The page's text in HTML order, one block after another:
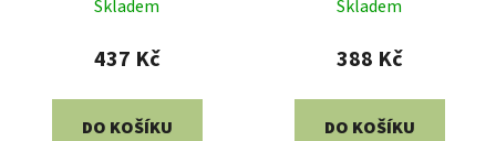
Skladem
437 Kč
DO KOŠÍKU
Skladem
388 Kč
DO KOŠÍKU